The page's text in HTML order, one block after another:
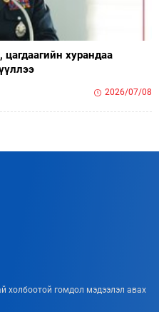
хурандаа
2026/07/08
холбоотой гомдол мэдээлэл авах